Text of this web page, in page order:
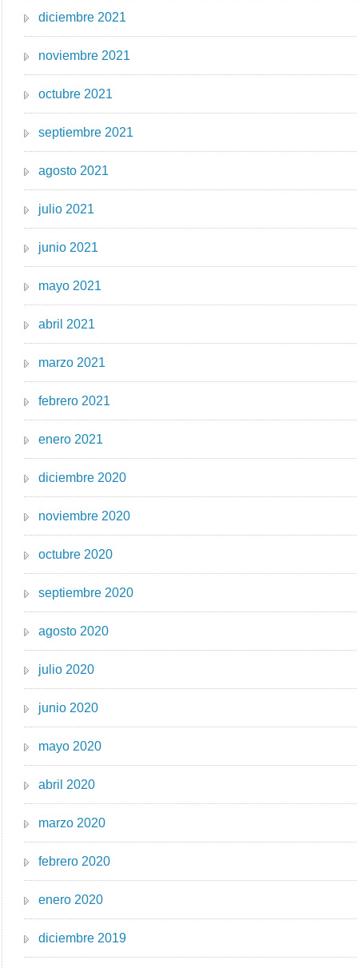
diciembre 2021
noviembre 2021
octubre 2021
septiembre 2021
agosto 2021
julio 2021
junio 2021
mayo 2021
abril 2021
marzo 2021
febrero 2021
enero 2021
diciembre 2020
noviembre 2020
octubre 2020
septiembre 2020
agosto 2020
julio 2020
junio 2020
mayo 2020
abril 2020
marzo 2020
febrero 2020
enero 2020
diciembre 2019